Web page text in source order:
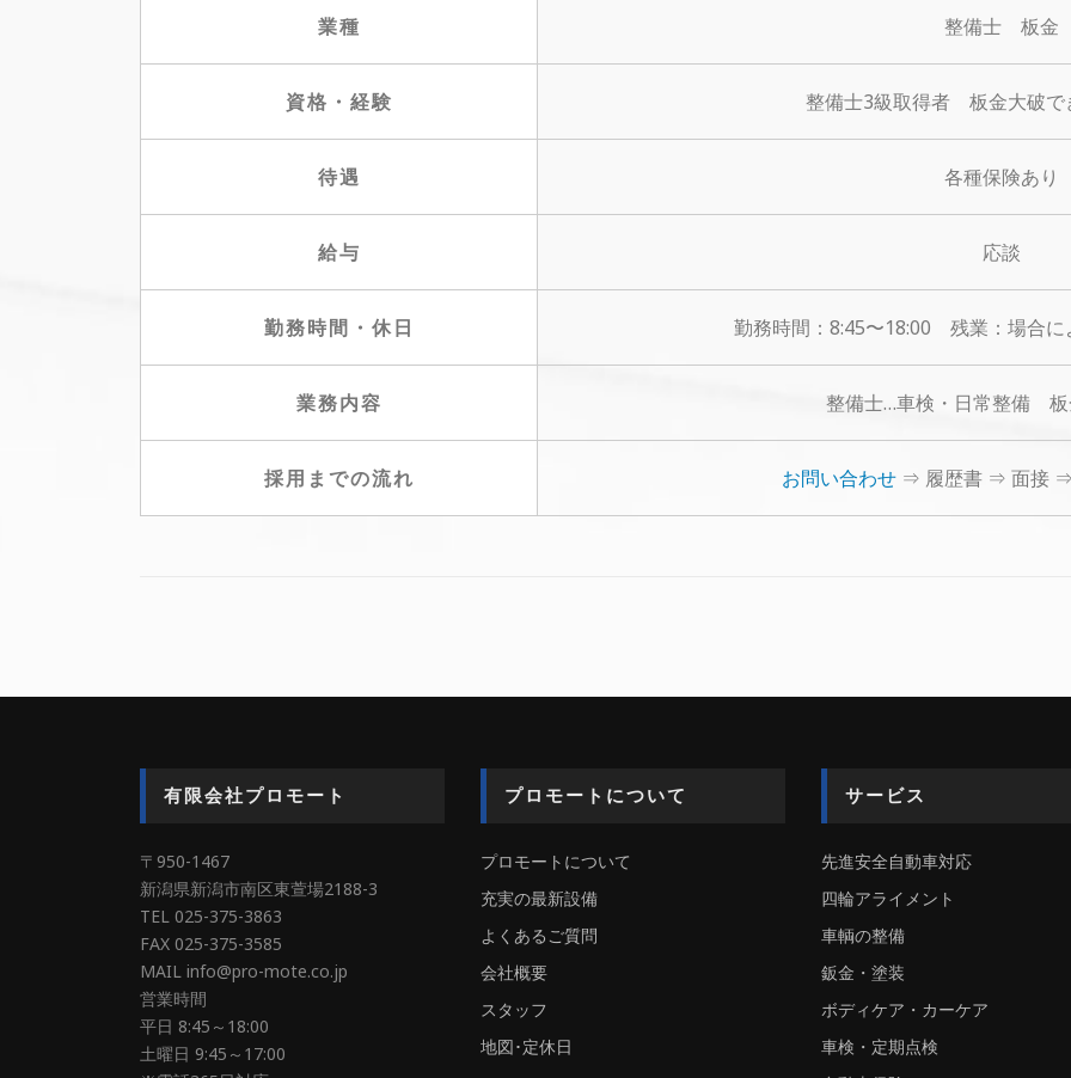
業種 整備士 板金
資格・経験 整備士3級取得者 板金大破で
待遇 各種保険あり
給与 応談
勤務時間・休日 勤務時間：8:45〜18:00 残業：場合
業務内容 整備士…車検・日常整備
採用までの流れ お問い合わせ⇒ 履歴書 ⇒ 面接 ⇒
有限会社プロモート
〒950-1467
新潟県新潟市南区東萱場2188-3
TEL 025-375-3863
FAX 025-375-3585
MAIL info@pro-mote.co.jp
営業時間
平日 8:45～18:00
土曜日 9:45～17:00
プロモートについて
プロモートについて
充実の最新設備
よくあるご質問
会社概要
スタッフ
地図･定休日
サービス
先進安全自動車対応
四輪アライメント
車輌の整備
鈑金・塗装
ボディケア・カーケア
車検・定期点検